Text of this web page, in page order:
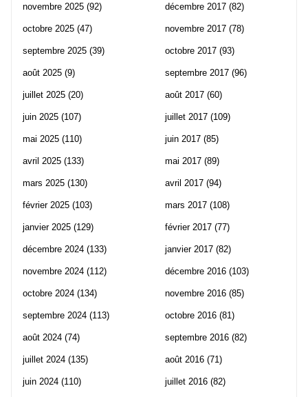
novembre 2025 (92)
octobre 2025 (47)
septembre 2025 (39)
août 2025 (9)
juillet 2025 (20)
juin 2025 (107)
mai 2025 (110)
avril 2025 (133)
mars 2025 (130)
février 2025 (103)
janvier 2025 (129)
décembre 2024 (133)
novembre 2024 (112)
octobre 2024 (134)
septembre 2024 (113)
août 2024 (74)
juillet 2024 (135)
juin 2024 (110)
décembre 2017 (82)
novembre 2017 (78)
octobre 2017 (93)
septembre 2017 (96)
août 2017 (60)
juillet 2017 (109)
juin 2017 (85)
mai 2017 (89)
avril 2017 (94)
mars 2017 (108)
février 2017 (77)
janvier 2017 (82)
décembre 2016 (103)
novembre 2016 (85)
octobre 2016 (81)
septembre 2016 (82)
août 2016 (71)
juillet 2016 (82)